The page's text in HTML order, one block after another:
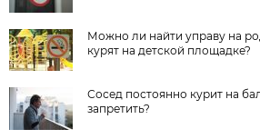
Можно ли найти управу на
курят на детской площадке?
Сосед постоянно курит на
запретить?